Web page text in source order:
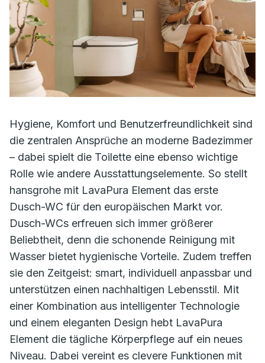
Hygiene, Komfort und Benutzerfreundlichkeit sind
die zentralen Ansprüche an moderne Badezimmer
– dabei spielt die Toilette eine ebenso wichtige
Rolle wie andere Ausstattungselemente. So stellt
hansgrohe mit LavaPura Element das erste
Dusch-WC für den europäischen Markt vor.
Dusch-WCs erfreuen sich immer größerer
Beliebtheit, denn die schonende Reinigung mit
Wasser bietet hygienische Vorteile. Zudem treffen
sie den Zeitgeist: smart, individuell anpassbar und
unterstützen einen nachhaltigen Lebensstil. Mit
einer Kombination aus intelligenter Technologie
und einem eleganten Design hebt LavaPura
Element die tägliche Körperpflege auf ein neues
Niveau. Dabei vereint es clevere Funktionen mit